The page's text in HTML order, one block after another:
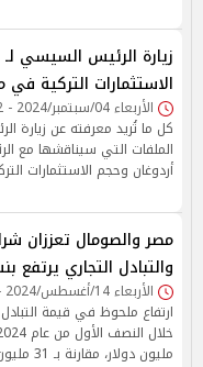
زيارة الرئيس السيسي
الاستثمارات التركية في
الأربعاء 04/سبتمبر/2024 - 02:12 م
كل ما تُريد معرفته عن زيارة
الملفات التي سيناقشها مع
أردوغان وحجم الاستثمارات
مصر والصومال تعززان
والتبادل التجاري يرتفع
الأربعاء 14/أغسطس/2024 - 01:40 م
ارتفاع ملحوظ في قيمة
مليون دولار، مقارنة بـ 31 مليون دولار